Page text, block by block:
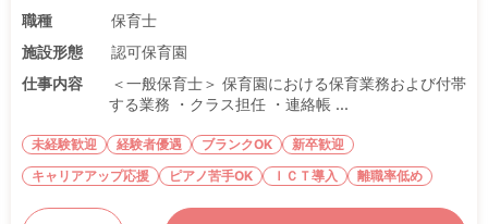
職種
保育士
施設形態
認可保育園
仕事内容
＜一般保育士＞ 保育園における保育業務および付帯
する業務 ・クラス担任 ・連絡帳 ...
未経験歓迎 経験者優遇 ブランクOK
新卒歓迎
キャリアアップ応援
ピアノ苦手OK ＩＣＴ導入 離職率低め